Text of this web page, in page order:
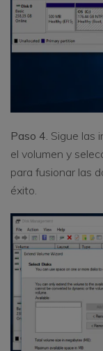
Paso 4. Sigue las
el volumen y
para fusionar las
éxito.